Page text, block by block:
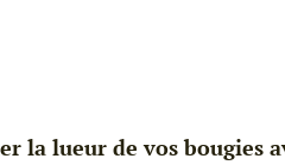
la lueur de vos bougies